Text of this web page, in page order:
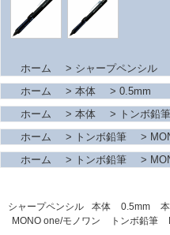
ホーム > シャープペンシル
ホーム
> 本体 > 0.5mm
ホーム
> 本体 >
トンボ鉛筆
ホーム
> トンボ鉛筆 >
ホーム
> トンボ鉛筆 >
シャープペンシル 本体 0.5mm
MONO one/モノワン
トンボ鉛筆